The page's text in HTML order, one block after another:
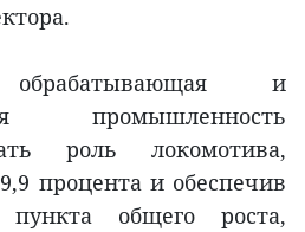
и
промышленность
роль локомотива,
процента и обеспечив
пункта общего роста,